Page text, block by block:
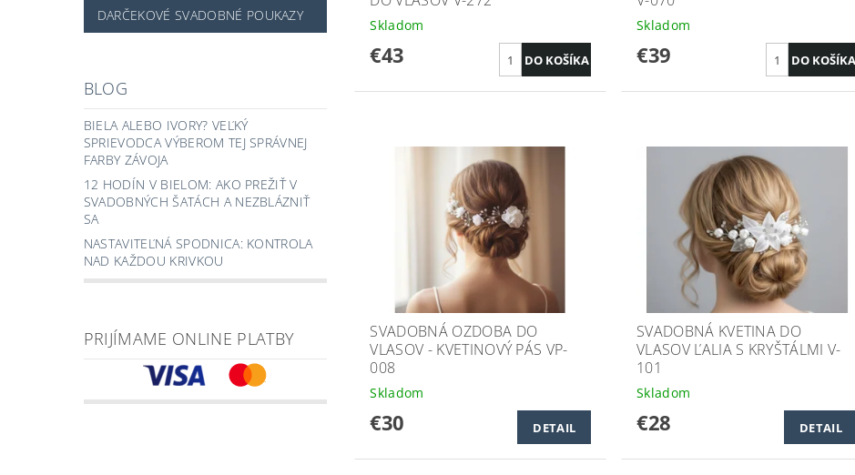
DARČEKOVÉ SVADOBNÉ POUKAZY
BLOG
BIELA ALEBO IVORY? VEĽKÝ
SPRIEVODCA VÝBEROM TEJ SPRÁVNEJ
FARBY ZÁVOJA
12 HODÍN V BIELOM: AKO PREŽIŤ V
SVADOBNÝCH ŠATÁCH A NEZBLÁZNIŤ
SA
NASTAVITEĽNÁ SPODNICA: KONTROLA
NAD KAŽDOU KRIVKOU
PRIJÍMAME ONLINE PLATBY
Skladom
€43
Skladom
€39
SVADOBNÁ OZDOBA DO
VLASOV - KVETINOVÝ PÁS VP-
008
Skladom
€30 DETAIL
SVADOBNÁ KVETINA DO
VLASOV ĽALIA S KRYŠTÁLMI V-
101
Skladom
€28 DETAIL